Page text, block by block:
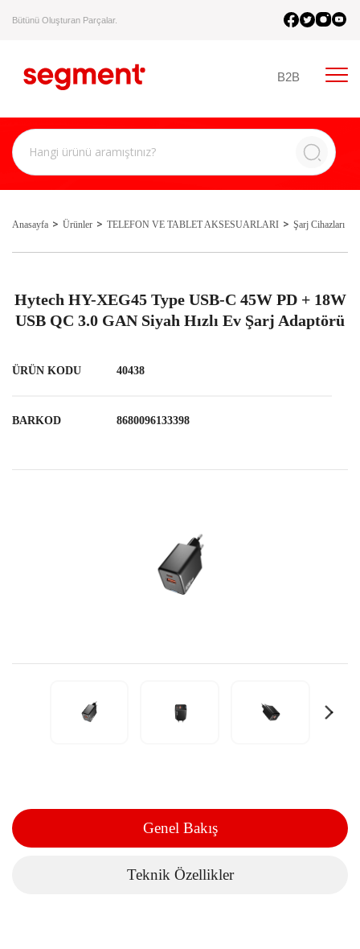
Bütünü Oluşturan Parçalar.
B2B
Anasayfa Ürünler TELEFON VE TABLET AKSESUARLARI Şarj Cihazları
Hytech HY-XEG45 Type USB-C 45W PD + 18W
USB QC 3.0 GAN Siyah Hızlı Ev Şarj Adaptörü
ÜRÜN KODU 40438
BARKOD 8680096133398
Genel Bakış
Teknik Özellikler